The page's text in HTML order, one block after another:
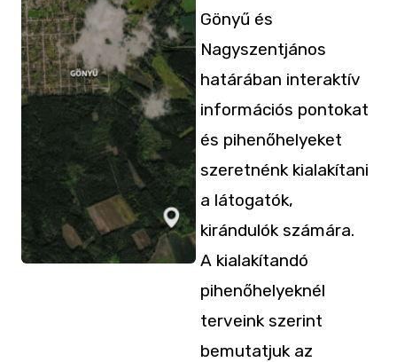
Gönyű és
Nagyszentjános
határában interaktív
információs pontokat
és pihenőhelyeket
szeretnénk kialakítani
a látogatók,
kirándulók számára.
A kialakítandó
pihenőhelyeknél
terveink szerint
bemutatjuk az